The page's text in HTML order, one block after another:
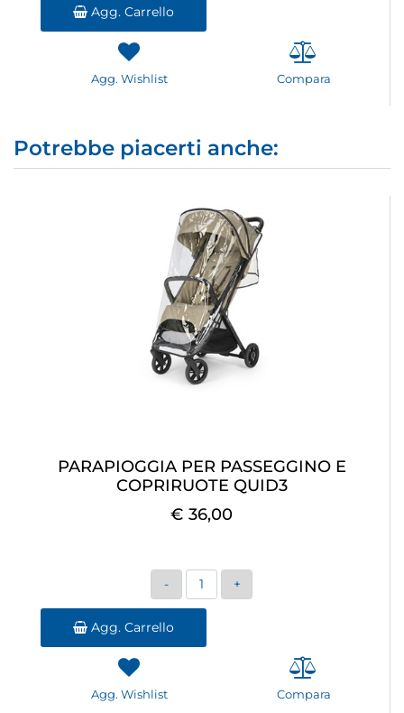
Agg. Carrello
Agg. Wishlist Compara
Potrebbe piacerti anche:
PARAPIOGGIA PER PASSEGGINO E
COPRIRUOTE QUID3
€ 36,00
Quantità
Agg. Carrello
Agg. Wishlist Compara